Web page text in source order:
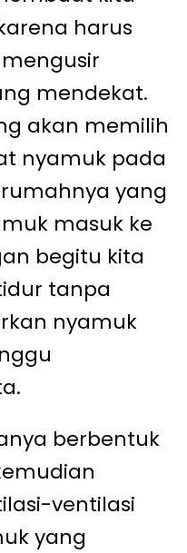
harus
mendekat.
akan memilih
nyamuk pada
yang
masuk ke
begitu kita
tanpa
nyamuk
berbentuk
ventilasi
yang